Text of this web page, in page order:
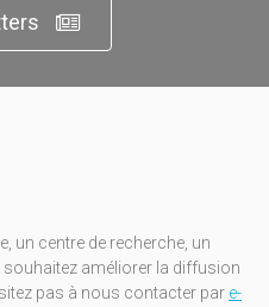
un centre de recherche, un
améliorer la diffusion
pas à nous contacter par e-